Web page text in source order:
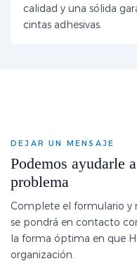
calidad y una sólida
cintas adhesivas.
DEJAR UN MENSAJE
Podemos ayudarle
problema
Complete el formulario y
se pondrá en contacto
la forma óptima en que
organización.